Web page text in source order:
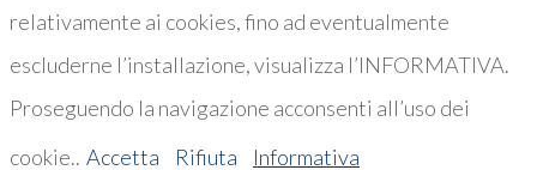
relativamente ai cookies, fino ad eventualmente
escluderne l’installazione, visualizza l’INFORMATIVA.
Proseguendo la navigazione acconsenti all’uso dei
cookie.. Accetta Rifiuta Informativa